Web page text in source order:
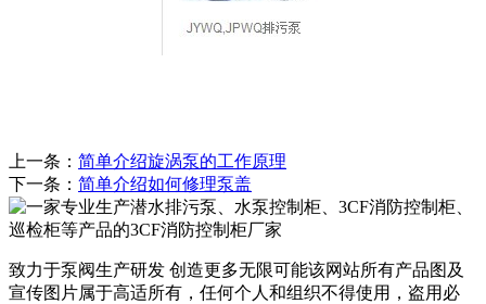
上一条： 简单介绍旋涡泵的工作原理
下一条： 简单介绍如何修理泵盖
致力于泵阀生产研发 创造更多无限可能该网站所有产品图及
宣传图片属于高适所有，任何个人和组织不得使用，盗用必